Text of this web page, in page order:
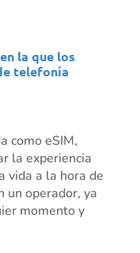
la que los
telefonía
como eSIM,
la experiencia
vida a la hora de
un operador, ya
momento y